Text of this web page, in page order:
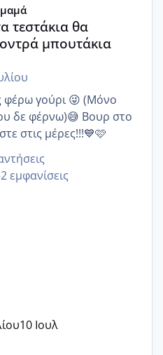
τεστάκια θα
μπουτάκια
φέρω γούρι 😜 (Μόνο
δε φέρνω)😅 Βουρ στο
στις μέρες!!!💙🩷
εμφανίσεις
10 Ιουλ